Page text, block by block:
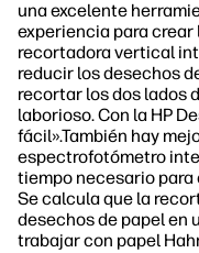
una excelente
experiencia para crear
recortadora vertical
reducir los desechos
recortar los dos lados
laborioso. Con la HP
fácil».También hay
espectrofotómetro
tiempo necesario para
Se calcula que la
desechos de papel en
trabajar con papel